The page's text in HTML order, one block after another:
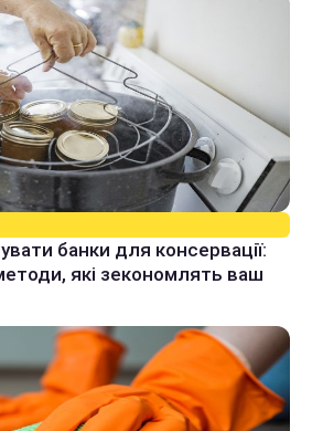
банки для консервації:
які зекономлять ваш